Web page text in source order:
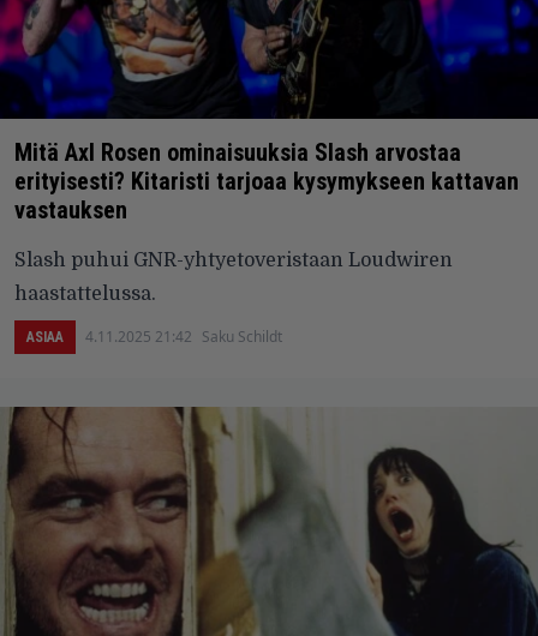
Mitä Axl Rosen ominaisuuksia Slash arvostaa
erityisesti? Kitaristi tarjoaa kysymykseen kattavan
vastauksen
Slash puhui GNR-yhtyetoveristaan Loudwiren
haastattelussa.
ASIAA 4.11.2025 21:42 Saku Schildt